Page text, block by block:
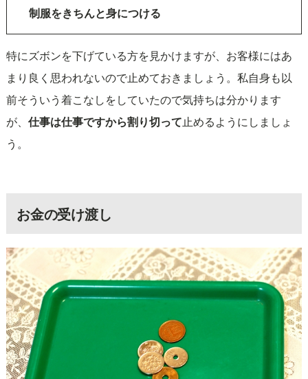
制服をきちんと身につける
特にズボンを下げている方を見かけますが、お客様にはあ
まり良く思われないので止めておきましょう。私自身も以
前そういう着こなしをしていたので気持ちは分かります
が、 仕事は仕事ですから割り切って 止めるようにしましょ
う。
お金の受け渡し